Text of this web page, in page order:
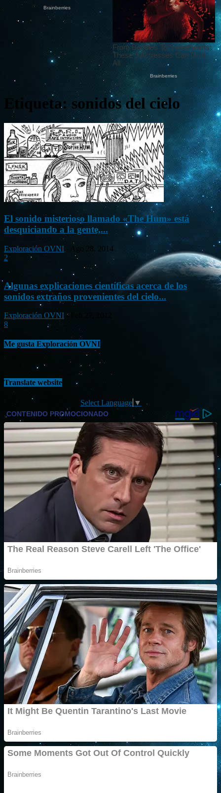
Etiqueta: sonidos del cielo
El sonido misterioso llamado «The Hum» está
desquiciando a la gente,...
Exploración OVNI
Ago 28, 2014
2
Algunas explicaciones científicas acerca de los
sonidos extraños provenientes del cielo...
Exploración OVNI -
8
Me gusta Exploración OVNI
Translate website
Select Language ▼